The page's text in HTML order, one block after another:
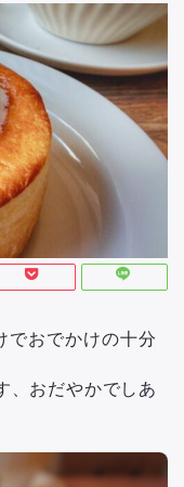
でおでかけの十分
、おだやかでしあ